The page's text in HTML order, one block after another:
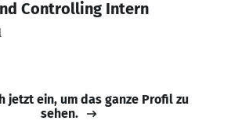
Controlling Intern
jetzt ein, um das ganze Profil zu
sehen.